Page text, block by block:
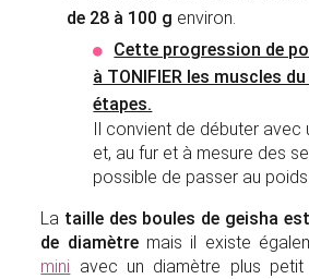
de 28 à 100 g environ.
Cette progression de
à TONIFIER les muscles
étapes.
Il convient de débuter
et, au fur et à mesure des
possible de passer au poids
La taille des boules de geisha
de diamètremais il existe
mini avec un diamètre plus